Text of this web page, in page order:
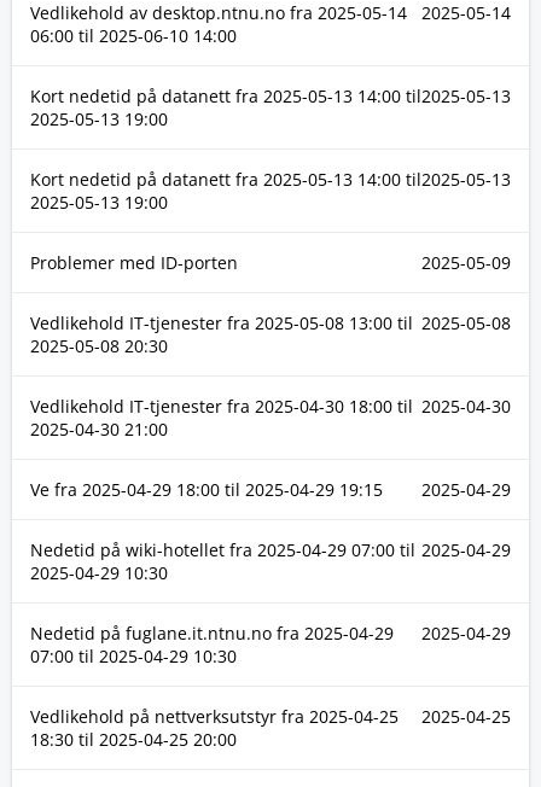
2025-05-14
Vedlikehold av desktop.ntnu.no fra 2025-05-14
06:00 til 2025-06-10 14:00
2025-05-13
Kort nedetid på datanett fra 2025-05-13 14:00 til
2025-05-13 19:00
2025-05-13
Kort nedetid på datanett fra 2025-05-13 14:00 til
2025-05-13 19:00
2025-05-09
Problemer med ID-porten
2025-05-08
Vedlikehold IT-tjenester fra 2025-05-08 13:00 til
2025-05-08 20:30
2025-04-30
Vedlikehold IT-tjenester fra 2025-04-30 18:00 til
2025-04-30 21:00
2025-04-29
Ve fra 2025-04-29 18:00 til 2025-04-29 19:15
2025-04-29
Nedetid på wiki-hotellet fra 2025-04-29 07:00 til
2025-04-29 10:30
2025-04-29
Nedetid på fuglane.it.ntnu.no fra 2025-04-29
07:00 til 2025-04-29 10:30
2025-04-25
Vedlikehold på nettverksutstyr fra 2025-04-25
18:30 til 2025-04-25 20:00